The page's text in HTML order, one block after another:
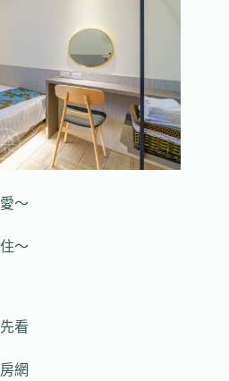
～
～
看
網